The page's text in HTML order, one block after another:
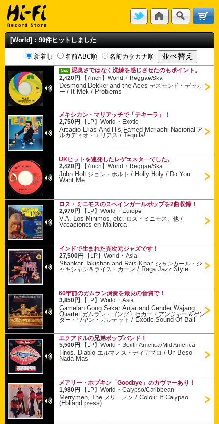
[World]：90件ヒットしました
新着順 名前ABC順 名前カタカナ順
New
泥臭さではなく洗練を感じさせたのもポイント。
2,420円
【7inch】World ・ Reggae/Ska
Desmond Dekker and the Acesデスモンド・デッカ
ー / It Mek / Problems
メキシカン・マリアッチで「テキーラ」！
2,750円
【LP】World ・ Exotic
Arcadio Elias And His Famed Mariachi Nacional ア
ルカディオ・エリアス /Tequila!
UKヒットを連発したレゲエスターでした。
2,420円
【7inch】World ・ Reggae/Ska
John Holt ジョン・ホルト / Holly Holy / Do You
Want Me
ロス・ミニモスのスペインガールポップを2曲収録！
2,970円
【LP】World ・ Europe
V.A. Los Minimos, etc. ロス・ミニモス、他 /
Vacaciones en Mallorca
インドで生まれた異次元ジャズです！
27,500円
【LP】World ・Asia
Shankar Jakishan and Rais Khan シャンカール・ジ
ャキシャン＆ライス・カーン / Raga Jazz Style
60年前のガムラン演奏を最良の音質で！
3,850円
【LP】World ・Asia
Gamelan Gong Sekar Anjar and Gender Wajang
Quartet ガムラン・ゴング・セカー・アンジャー＆ゲン
ダー・ワヤン・カルテット / Exotic Sound Of Bali
エクアドルの兄弟ポップバンド！
5,500円
【LP】World ・South America/Mid America
Hnos. Diablo エルマノス・ディアブロ / Un Beso
Nada Mas
メアリー・ホプキン「Goodbye」のカヴァーあり！
1,980円
【LP】World ・Calypso/Caribbean
Merrymen, The メリーメン /Colour It Calypso
(Holland press)